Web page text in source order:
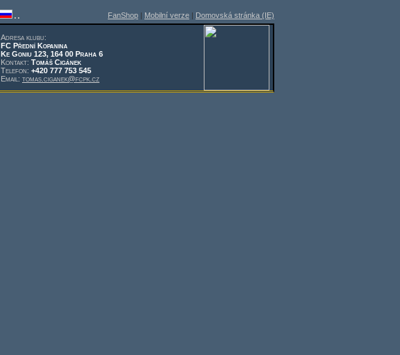
FanShop | Mobilní verze | Domovská stránka (IE)
Adresa klubu:
FC Přední Kopanina
Ke Goniu 123, 164 00 Praha 6
Kontakt: Tomáš Cigánek
Telefon: +420 777 753 545
Email: tomas.ciganek@fcpk.cz